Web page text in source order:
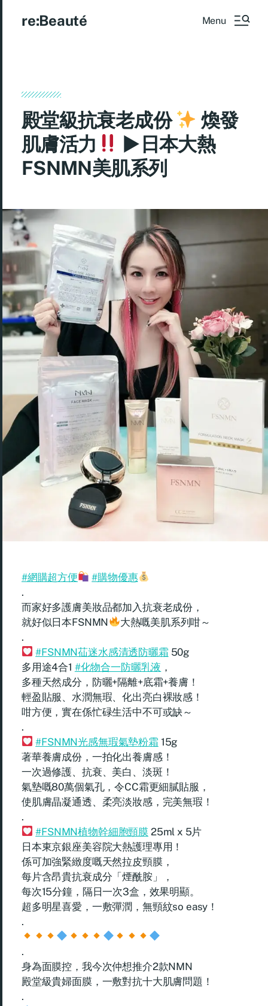
re:Beauté Menu
殿堂級抗衰老成份
煥發
肌膚活力
►日本大熱
FSNMN美肌系列
#網購超方便
#購物優惠
.
而家好多護膚美妝品都加入抗衰老成份，
就好似日本FSNMN
大熱嘅美肌系列咁～
.
#FSNMN苮迷水感清透防曬霜 50g
多用途4合1 #化物合一防曬乳液 ，
多種天然成分，防曬+隔離+底霜+養膚！
輕盈貼服、水潤無瑕、化出亮白裸妝感！
咁方便，實在係忙碌生活中不可或缺～
.
#FSNMN光感無瑕氣墊粉霜 15g
著華養膚成份，一拍化出養膚感！
一次過修護、抗衰、美白、淡斑！
氣墊嘅80萬個氣孔，令CC霜更細膩貼服，
使肌膚晶凝通透、柔亮淡妝感，完美無瑕！
.
#FSNMN植物幹細胞頸膜 25ml x 5片
日本東京銀座美容院大熱護理專用！
係可加強緊緻度嘅天然拉皮頸膜，
每片含昂貴抗衰成分「煙酰胺」，
每次15分鐘，隔日一次3盒，效果明顯。
超多明星喜愛，一敷彈潤，無頸紋so easy！
.
.
身為面膜控，我今次仲想推介2款NMN
殿堂級貴婦面膜，一敷對抗十大肌膚問題！
.